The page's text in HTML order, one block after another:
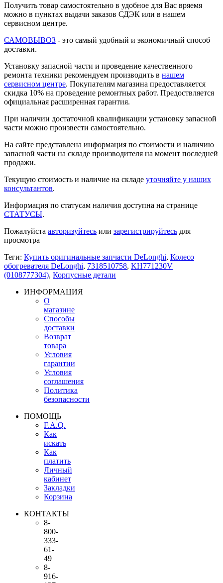
Получить товар самостоятельно в удобное для Вас вряемя
можно в пунктах выдачи заказов СДЭК или в нашем
сервисном центре.
САМОВЫВОЗ - это самый удобный и экономичный способ
доставки.
Установку запасной части и проведение качественного
ремонта техники рекомендуем производить в нашем
сервисном центре. Покупателям магазина предоставляется
скидка 10% на проведение ремонтных работ. Предоствляется
официальная расширенная гарантия.
При наличии достаточной квалификации установку запасной
части можно произвести самостоятельно.
На сайте представлена информация по стоимости и наличию
запасной части на складе производителя на момент последней
продажи.
Текущую стоимость и наличие на складе уточняйте у наших
консультантов.
Информация по статусам наличия доступна на странице
СТАТУСЫ.
Пожалуйста авторизуйтесь или зарегистрируйтесь для
просмотра
Теги: Купить оригинальные запчасти DeLonghi, Колесо
обогревателя DeLonghi, 7318510758, KH771230V
(0108777304), Корпусные детали
ИНФОРМАЦИЯ
О
магазине
Способы
доставки
Возврат
товара
Условия
гарантии
Условия
соглашения
Политика
безопасности
ПОМОЩЬ
F.A.Q.
Как
искать
Как
платить
Личный
кабинет
Закладки
Корзина
КОНТАКТЫ
8-
800-
333-
61-
49
8-
916-